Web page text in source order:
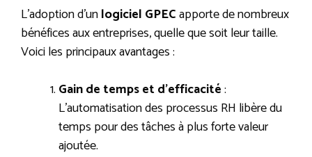
L’adoption d’unlogiciel GPECapporte de nombreux
bénéfices aux entreprises, quelle que soit leur taille.
Voici les principaux avantages :
Gain de temps et d’efficacité:
L’automatisation des processus RH libère du
temps pour des tâches à plus forte valeur
ajoutée.